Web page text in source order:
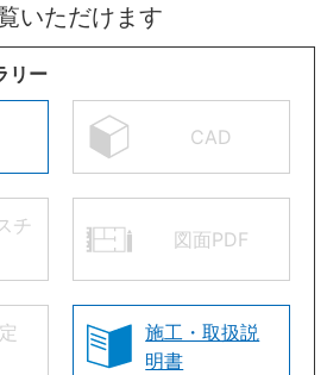
いただけます
リー
CAD
チ
図面PDF
施工・取扱説
明書